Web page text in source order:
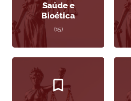
Saúde e
Bioética
(15)